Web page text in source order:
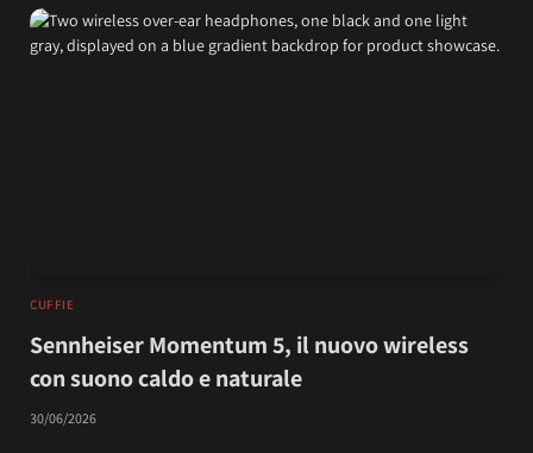
CUFFIE
Sennheiser Momentum 5, il nuovo wireless
con suono caldo e naturale
30/06/2026